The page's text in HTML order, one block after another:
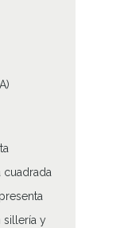
cuadrada
sillería y